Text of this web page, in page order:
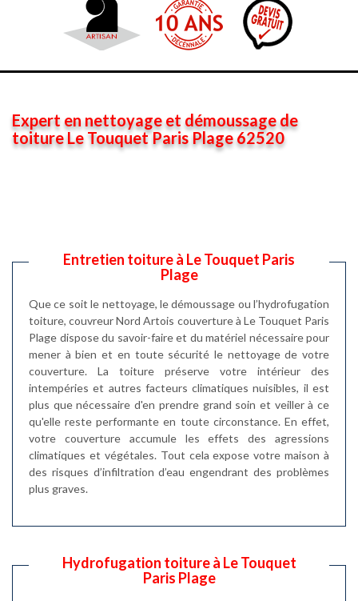
Expert en nettoyage et démoussage de
toiture Le Touquet Paris Plage 62520
Entretien toiture à Le Touquet Paris
Plage
Que ce soit le nettoyage, le démoussage ou l’hydrofugation
toiture, couvreur Nord Artois couverture à Le Touquet Paris
Plage dispose du savoir-faire et du matériel nécessaire pour
mener à bien et en toute sécurité le nettoyage de votre
couverture. La toiture préserve votre intérieur des
intempéries et autres facteurs climatiques nuisibles, il est
plus que nécessaire d'en prendre grand soin et veiller à ce
qu'elle reste performante en toute circonstance. En effet,
votre couverture accumule les effets des agressions
climatiques et végétales. Tout cela expose votre maison à
des risques d’infiltration d’eau engendrant des problèmes
plus graves.
Hydrofugation toiture à Le Touquet
Paris Plage